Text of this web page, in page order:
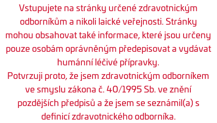
Vstupujete na stránky určené zdravotnickým
odborníkům a nikoli laické veřejnosti. Stránky
mohou obsahovat také informace, které jsou určeny
pouze osobám oprávněným předepisovat a vydávat
humánní léčivé přípravky.
Potvrzuji proto, že jsem zdravotnickým odborníkem
ve smyslu zákona č. 40/1995 Sb. ve znění
pozdějších předpisů a že jsem se seznámil(a) s
definicí zdravotnického odborníka.